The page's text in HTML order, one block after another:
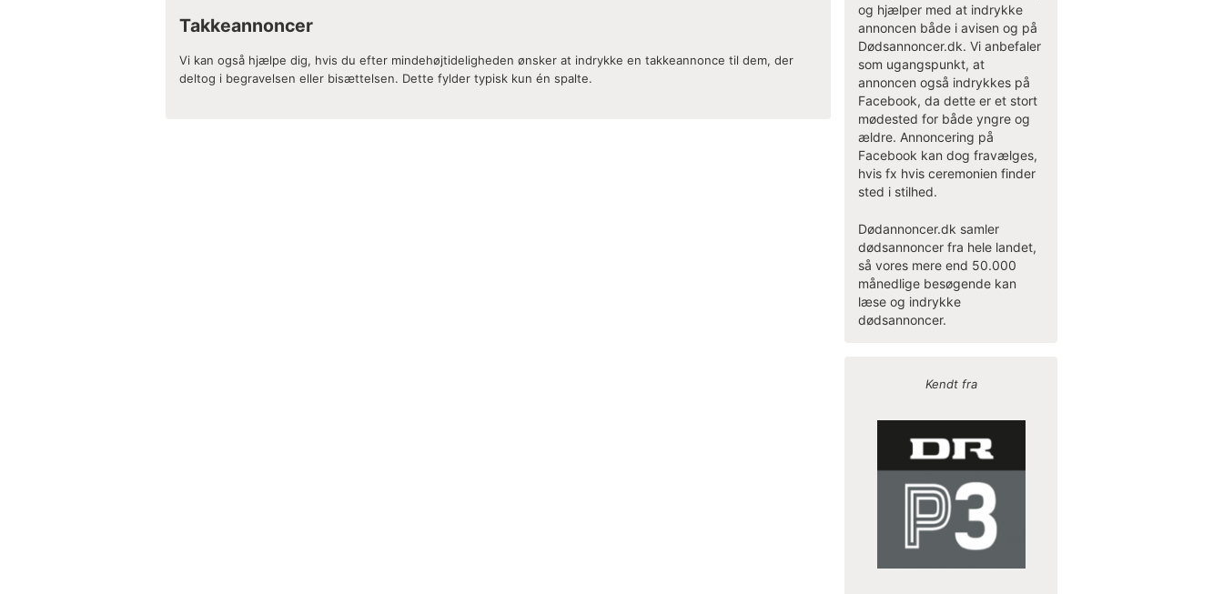
Takkeannoncer
Vi kan også hjælpe dig, hvis du efter mindehøjtideligheden ønsker at indrykke en takkeannonce til dem, der
deltog i begravelsen eller bisættelsen. Dette fylder typisk kun én spalte.
og hjælper med at indrykke
annoncen både i avisen og på
Dødsannoncer.dk. Vi anbefaler
som ugangspunkt, at
annoncen også indrykkes på
Facebook, da dette er et stort
mødested for både yngre og
ældre. Annoncering på
Facebook kan dog fravælges,
hvis fx hvis ceremonien finder
sted i stilhed.
Dødannoncer.dk samler
dødsannoncer fra hele landet,
så vores mere end 50.000
månedlige besøgende kan
læse og indrykke
dødsannoncer.
Kendt fra